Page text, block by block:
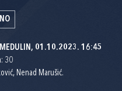
MEDULIN, 01.10.2023. 16:45
30
Nenad Marušić.